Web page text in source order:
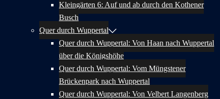
Kleingärten 6: Auf und ab durch den Kothener
Busch
Quer durch Wuppertal
Quer durch Wuppertal: Von Haan nach Wuppertal
über die Königshöhe
Quer durch Wuppertal: Vom Müngstener
Brückenpark nach Wuppertal
Quer durch Wuppertal: Von Velbert Langenberg